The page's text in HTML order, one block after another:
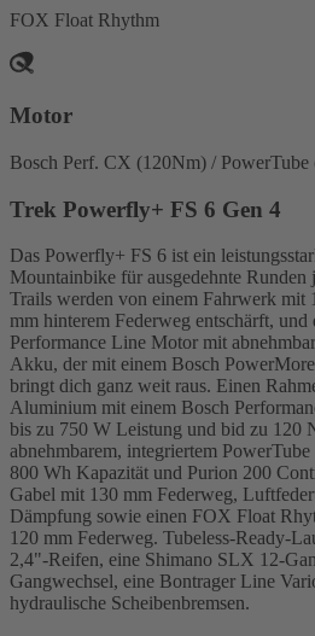
FOX Float Rhythm
Motor
Bosch Perf. CX (120Nm) / PowerTube
Trek Powerfly+ FS 6 Gen 4
Das Powerfly+ FS 6 ist ein
Mountainbike für ausgedehnte Runden
Trails werden von einem Fahrwerk mit
mm hinterem Federweg entschärft,
Performance Line Motor mit
Akku, der mit einem Bosch
bringt dich ganz weit raus. Einen
Aluminium mit einem Bosch
bis zu 750 W Leistung und bid zu 120
abnehmbarem, integriertem
800 Wh Kapazität und Purion 200
Gabel mit 130 mm Federweg,
Dämpfung sowie einen FOX Float
120 mm Federweg. Tubeless-Ready-
2,4"-Reifen, eine Shimano SLX 12-
Gangwechsel, eine Bontrager Line
hydraulische Scheibenbremsen.